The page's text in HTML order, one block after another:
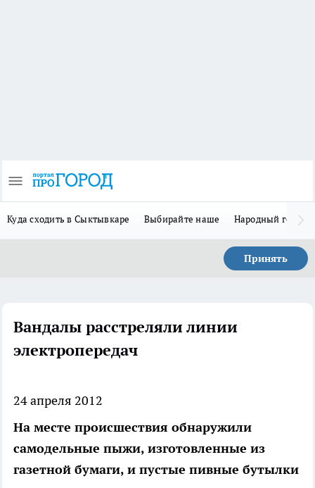
Куда сходить в Сыктывкаре Выбирайте наше Народный герой
Принять
Вандалы расстреляли линии
электропередач
24 апреля 2012
На месте происшествия обнаружили
самодельные пыжи, изготовленные из
газетной бумаги, и пустые пивные бутылки